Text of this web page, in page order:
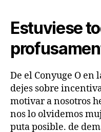
Estuviese
De el Conyuge O en
dejes sobre
motivar a nosotros
nos lo olvidemos
puta posible. de